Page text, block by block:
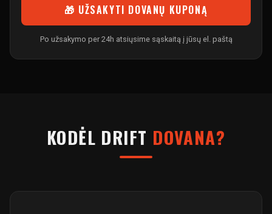
🎁 UŽSAKYTI DOVANŲ KUPONĄ
Po užsakymo per 24h atsiųsime sąskaitą į jūsų el. paštą
KODĖL DRIFT DOVANA?